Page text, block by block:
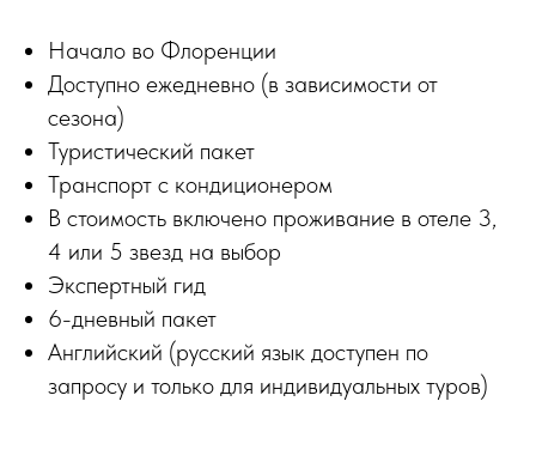
Начало во Флоренции
Доступно ежедневно (в зависимости от
сезона)
Туристический пакет
Транспорт с кондиционером
В стоимость включено проживание в отеле 3,
4 или 5 звезд на выбор
Экспертный гид
6-дневный пакет
Английский (русский язык доступен по
запросу и только для индивидуальных туров)